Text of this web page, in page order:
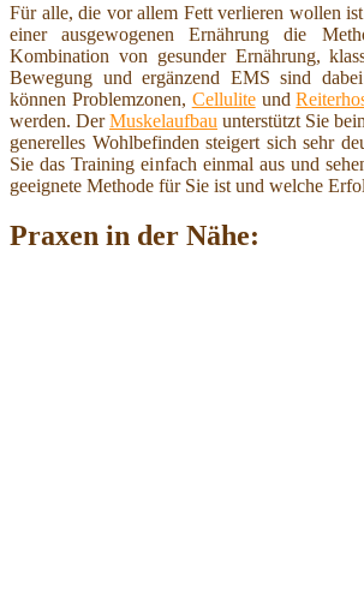
Für alle, die vor allem Fett verlieren wollen
einer ausgewogenen Ernährung die
Kombination von gesunder Ernährung,
Bewegung und ergänzend EMS sind
können Problemzonen, Celluliteund
werden. DerMuskelaufbau unterstützt Sie
generelles Wohlbefinden steigert sich sehr
Sie das Training einfach einmal aus und
geeignete Methode für Sie ist und welche
Praxen in der Nähe: